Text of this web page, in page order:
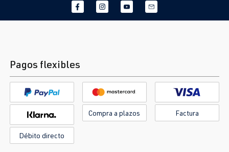
Pagos flexibles
Compra a plazos Factura
Débito directo